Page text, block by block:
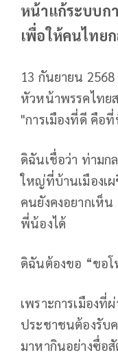
หน้าแก้ระบบก
เพื่อให้คนไท
13 กันยายน
หัวหน้าพรรคไทย
"การเมืองที่ดี คือ
ดิฉันเชื่อว่า ท่ามก
ใหญ่ที่บ้านเมืองเ
คนยังคงอยากเห็
พี่น้องได้
ดิฉันต้องขอ “ขอ
เพราะการเมือง
ประชาชนต้องรับ
มาหากินอย่างซื่อ